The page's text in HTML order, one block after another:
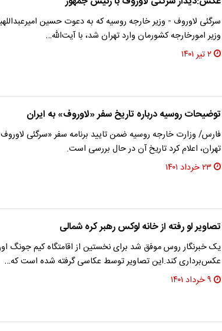
سرگئی لاوروف - وزیر خارجه روسیه که به دعوت حسین
وزیر امور‌خارجه کشورمان وارد تهران شد، با آیت‌الله…
۲ تیر ۱۴۰۱
توضیحات روسیه درباره تاریخ سفر «لاوروف» به ایران
فارس/ وزارت خارجه روسیه ضمن تایید برنامه سفر «سرگئی
تهران، اعلام کرد تاریخ آن در حال بررسی است.
۲۳ خرداد ۱۴۰۱
تصاویر لو رفته از خانه لوکس رهبر کره شمالی
یک خبرنگار روس موفق شد برای نخستین از اقامتگاه کیم جونگ
عکس‌برداری کند.این تصاویر توسط عکاسی گرفته شده است که…
۹ خرداد ۱۴۰۱